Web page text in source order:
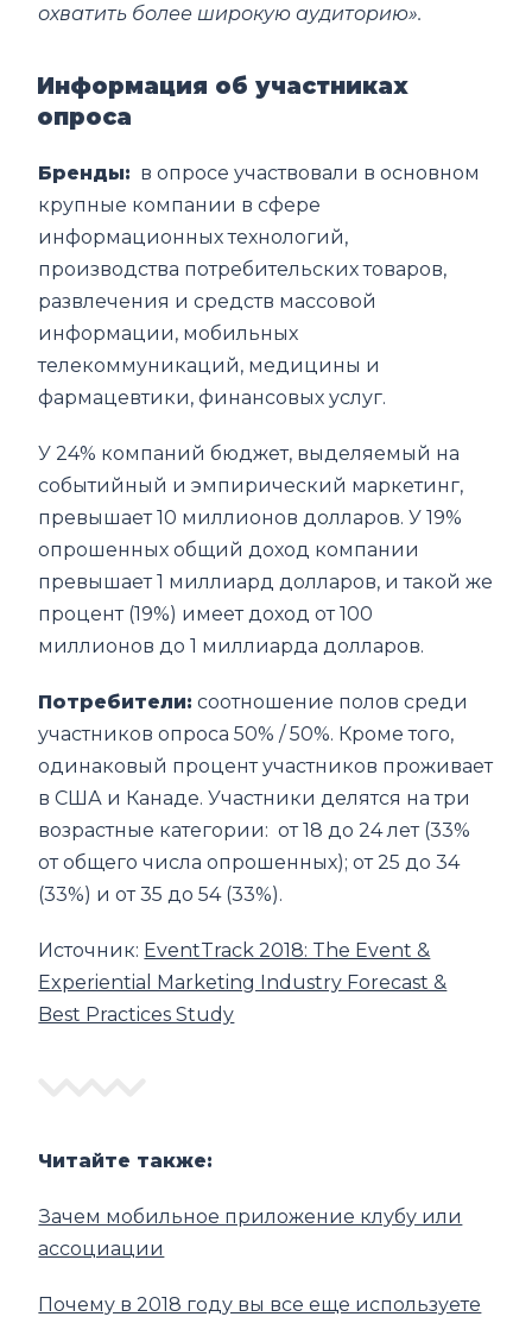
охватить более широкую аудиторию».
Информация об участниках
опроса
Бренды: в опросе участвовали в основном
крупные компании в сфере
информационных технологий,
производства потребительских товаров,
развлечения и средств массовой
информации, мобильных
телекоммуникаций, медицины и
фармацевтики, финансовых услуг.
У 24% компаний бюджет, выделяемый на
событийный и эмпирический маркетинг,
превышает 10 миллионов долларов. У 19%
опрошенных общий доход компании
превышает 1 миллиард долларов, и такой же
процент (19%) имеет доход от 100
миллионов до 1 миллиарда долларов.
Потребители: соотношение полов среди
участников опроса 50% / 50%. Кроме того,
одинаковый процент участников проживает
в США и Канаде. Участники делятся на три
возрастные категории: от 18 до 24 лет (33%
от общего числа опрошенных); от 25 до 34
(33%) и от 35 до 54 (33%).
Источник: EventTrack 2018: The Event &
Experiential Marketing Industry Forecast &
Best Practices Study
Читайте также:
Зачем мобильное приложение клубу или
ассоциации
Почему в 2018 году вы все еще используете